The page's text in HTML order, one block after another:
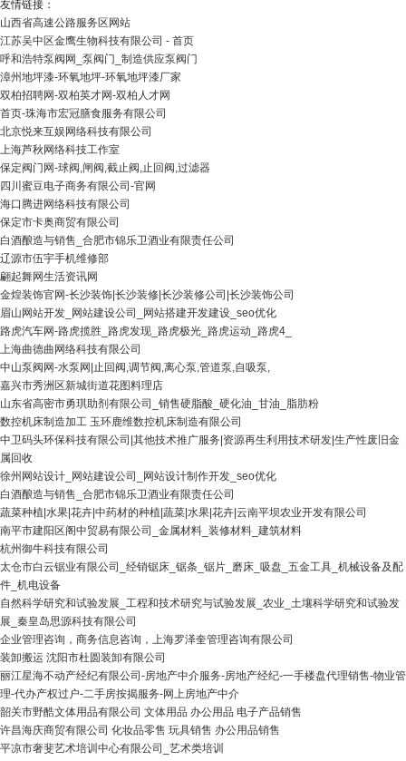
友情链接：
山西省高速公路服务区网站
江苏吴中区金鹰生物科技有限公司 - 首页
呼和浩特泵阀网_泵阀门_制造供应泵阀门
漳州地坪漆-环氧地坪-环氧地坪漆厂家
双柏招聘网-双柏英才网-双柏人才网
首页-珠海市宏冠膳食服务有限公司
北京悦来互娱网络科技有限公司
上海芦秋网络科技工作室
保定阀门网-球阀,闸阀,截止阀,止回阀,过滤器
四川蜜豆电子商务有限公司-官网
海口腾进网络科技有限公司
保定市卡奥商贸有限公司
白酒酿造与销售_合肥市锦乐卫酒业有限责任公司
辽源市伍宇手机维修部
翩起舞网生活资讯网
金煌装饰官网-长沙装饰|长沙装修|长沙装修公司|长沙装饰公司
眉山网站开发_网站建设公司_网站搭建开发建设_seo优化
路虎汽车网-路虎揽胜_路虎发现_路虎极光_路虎运动_路虎4_
上海曲德曲网络科技有限公司
中山泵阀网-水泵网|止回阀,调节阀,离心泵,管道泵,自吸泵,
嘉兴市秀洲区新城街道花图料理店
山东省高密市勇琪助剂有限公司_销售硬脂酸_硬化油_甘油_脂肪粉
数控机床制造加工 玉环鹿维数控机床制造有限公司
中卫码头环保科技有限公司|其他技术推广服务|资源再生利用技术研发|生产性废旧金
属回收
徐州网站设计_网站建设公司_网站设计制作开发_seo优化
白酒酿造与销售_合肥市锦乐卫酒业有限责任公司
蔬菜种植|水果|花卉|中药材的种植|蔬菜|水果|花卉|云南平坝农业开发有限公司
南平市建阳区阁中贸易有限公司_金属材料_装修材料_建筑材料
杭州御牛科技有限公司
太仓市白云锯业有限公司_经销锯床_锯条_锯片_磨床_吸盘_五金工具_机械设备及配
件_机电设备
自然科学研究和试验发展_工程和技术研究与试验发展_农业_土壤科学研究和试验发
展_秦皇岛思源科技有限公司
企业管理咨询，商务信息咨询，上海罗泽奎管理咨询有限公司
装卸搬运 沈阳市杜圆装卸有限公司
丽江星海不动产经纪有限公司-房地产中介服务-房地产经纪-一手楼盘代理销售-物业管
理-代办产权过户-二手房按揭服务-网上房地产中介
韶关市野酷文体用品有限公司 文体用品 办公用品 电子产品销售
许昌海庆商贸有限公司 化妆品零售 玩具销售 办公用品销售
平凉市奢斐艺术培训中心有限公司_艺术类培训